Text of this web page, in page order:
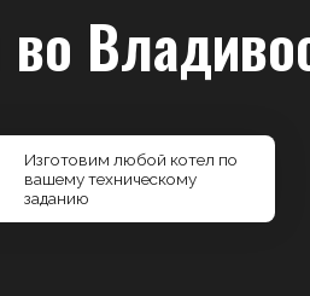
во
Изготовим любой котел по
вашему техническому
заданию